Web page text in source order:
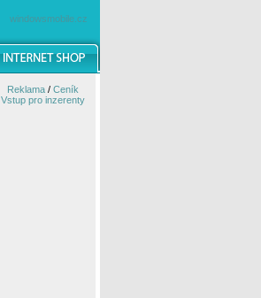
windowsmobile.cz
Reklama/ Ceník
Vstup pro inzerenty